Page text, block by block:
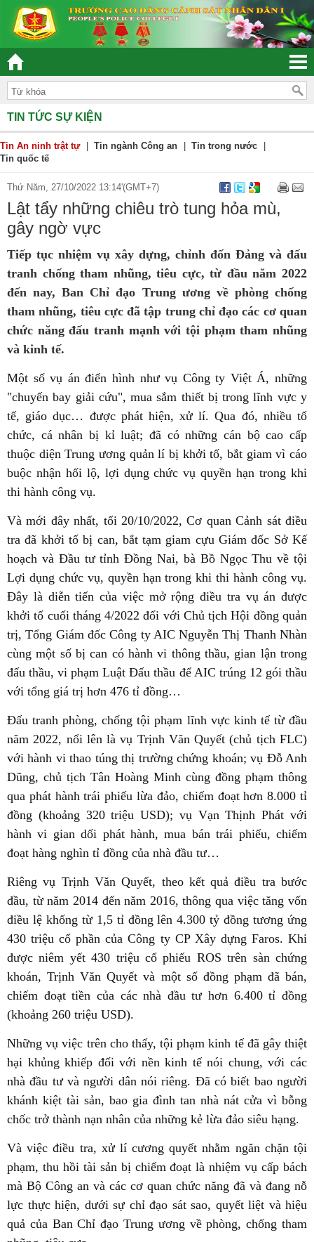
DÂN CHỦ - KỶ CƯƠNG – TRÁCH NHIỆM – HIỆU QUẢ”
TIN TỨC SỰ KIỆN
Tin An ninh trật tự Tin ngành Công an Tin trong nước
Tin quốc tế
Thứ Năm, 27/10/2022 13:14'(GMT+7)
Lật tẩy những chiêu trò tung hỏa mù,
gây ngờ vực
Tiếp tục nhiệm vụ xây dựng, chỉnh đốn Đảng và đấu
tranh chống tham nhũng, tiêu cực, từ đầu năm 2022
đến nay, Ban Chỉ đạo Trung ương về phòng chống
tham nhũng, tiêu cực đã tập trung chỉ đạo các cơ quan
chức năng đấu tranh mạnh với tội phạm tham nhũng
và kinh tế.
Một số vụ án điển hình như vụ Công ty Việt Á, những
"chuyến bay giải cứu", mua sắm thiết bị trong lĩnh vực y
tế, giáo dục… được phát hiện, xử lí. Qua đó, nhiều tổ
chức, cá nhân bị kỉ luật; đã có những cán bộ cao cấp
thuộc diện Trung ương quản lí bị khởi tố, bắt giam vì cáo
buộc nhận hối lộ, lợi dụng chức vụ quyền hạn trong khi
thi hành công vụ.
Và mới đây nhất, tối 20/10/2022, Cơ quan Cảnh sát điều
tra đã khởi tố bị can, bắt tạm giam cựu Giám đốc Sở Kế
hoạch và Đầu tư tỉnh Đồng Nai, bà Bồ Ngọc Thu về tội
Lợi dụng chức vụ, quyền hạn trong khi thi hành công vụ.
Đây là diễn tiến của việc mở rộng điều tra vụ án được
khởi tố cuối tháng 4/2022 đối với Chủ tịch Hội đồng quản
trị, Tổng Giám đốc Công ty AIC Nguyễn Thị Thanh Nhàn
cùng một số bị can có hành vi thông thầu, gian lận trong
đấu thầu, vi phạm Luật Đấu thầu để AIC trúng 12 gói thầu
với tổng giá trị hơn 476 tỉ đồng…
Đấu tranh phòng, chống tội phạm lĩnh vực kinh tế từ đầu
năm 2022, nổi lên là vụ Trịnh Văn Quyết (chủ tịch FLC)
với hành vi thao túng thị trường chứng khoán; vụ Đỗ Anh
Dũng, chủ tịch Tân Hoàng Minh cùng đồng phạm thông
qua phát hành trái phiếu lừa đảo, chiếm đoạt hơn 8.000 tỉ
đồng (khoảng 320 triệu USD); vụ Vạn Thịnh Phát với
hành vi gian dối phát hành, mua bán trái phiếu, chiếm
đoạt hàng nghìn tỉ đồng của nhà đầu tư…
Riêng vụ Trịnh Văn Quyết, theo kết quả điều tra bước
đầu, từ năm 2014 đến năm 2016, thông qua việc tăng vốn
điều lệ khống từ 1,5 tỉ đồng lên 4.300 tỷ đồng tương ứng
430 triệu cổ phần của Công ty CP Xây dựng Faros. Khi
được niêm yết 430 triệu cổ phiếu ROS trên sàn chứng
khoán, Trịnh Văn Quyết và một số đồng phạm đã bán,
chiếm đoạt tiền của các nhà đầu tư hơn 6.400 tỉ đồng
(khoảng 260 triệu USD).
Những vụ việc trên cho thấy, tội phạm kinh tế đã gây thiệt
hại khủng khiếp đối với nền kinh tế nói chung, với các
nhà đầu tư và người dân nói riêng. Đã có biết bao người
khánh kiệt tài sản, bao gia đình tan nhà nát cửa vì bỗng
chốc trở thành nạn nhân của những kẻ lừa đảo siêu hạng.
Và việc điều tra, xử lí cương quyết nhằm ngăn chặn tội
phạm, thu hồi tài sản bị chiếm đoạt là nhiệm vụ cấp bách
mà Bộ Công an và các cơ quan chức năng đã và đang nỗ
lực thực hiện, dưới sự chỉ đạo sát sao, quyết liệt và hiệu
quả của Ban Chỉ đạo Trung ương về phòng, chống tham